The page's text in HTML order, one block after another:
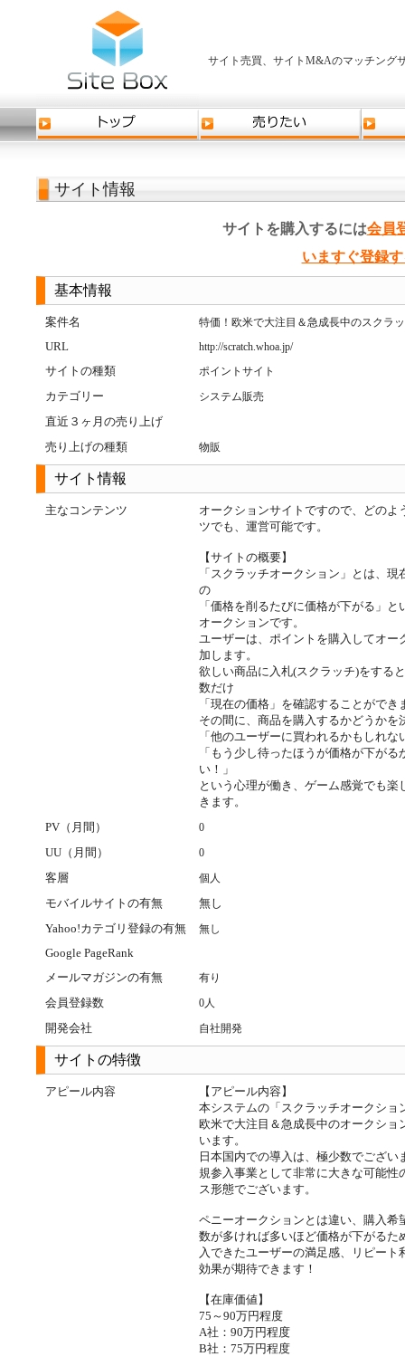
サイト売買、サイトM&Aのマッチング
サイト情報
サイトを購入するには会員
いますぐ登録
基本情報
案件名 特価！欧米で大注目＆急成長中のスクラ
URL http://scratch.whoa.jp/
サイトの種類 ポイントサイト
カテゴリー システム販売
直近３ヶ月の売り上げ
売り上げの種類
物販
サイト情報
主なコンテンツ
オークションサイトですので、どのよ
ツでも、運営可能です。
【サイトの概要】
「スクラッチオークション」とは、現
の
「価格を削るたびに価格が下がる」と
オークションです。
ユーザーは、ポイントを購入してオー
加します。
欲しい商品に入札(スクラッチ)をする
数だけ
「現在の価格」を確認することができ
その間に、商品を購入するかどうかを
「他のユーザーに買われるかもしれな
「もう少し待ったほうが価格が下がる
い！」
という心理が働き、ゲーム感覚でも楽
きます。
PV（月間）
0
UU（月間） 0
客層 個人
モバイルサイトの有無
無し
Yahoo!カテゴリ登録の有無
無し
Google PageRank
メールマガジンの有無
有り
会員登録数 0人
開発会社 自社開発
サイトの特徴
アピール内容
【アピール内容】
本システムの「スクラッチオークショ
欧米で大注目＆急成長中のオークショ
います。
日本国内での導入は、極少数でござい
規参入事業として非常に大きな可能性
ス形態でございます。
ペニーオークションとは違い、購入希
数が多ければ多いほど価格が下がるた
入できたユーザーの満足感、リピート
効果が期待できます！
【在庫価値】
75～90万円程度
A社：90万円程度
B社：75万円程度